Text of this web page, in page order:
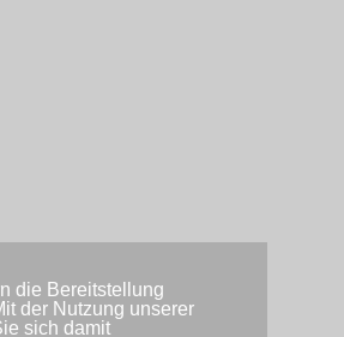
die Bereitstellung
der Nutzung unserer
sich damit